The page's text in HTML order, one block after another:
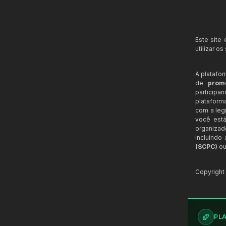
Este site
utilizar os
A
de
com a
você
incluindo
(SCPC)